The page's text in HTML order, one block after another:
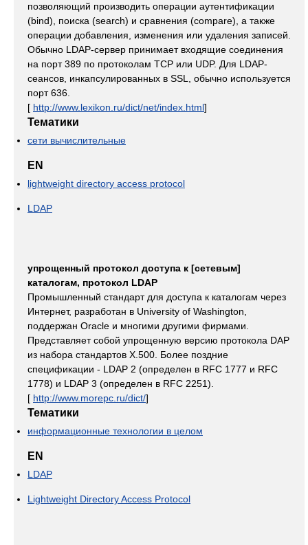
позволяющий производить операции аутентификации
(bind), поиска (search) и сравнения (compare), а также
операции добавления, изменения или удаления записей.
Обычно LDAP-сервер принимает входящие соединения
на порт 389 по протоколам TCP или UDP. Для LDAP-
сеансов, инкапсулированных в SSL, обычно используется
порт 636.
[ http://www.lexikon.ru/dict/net/index.html]
Тематики
сети вычислительные
EN
lightweight directory access protocol
LDAP
упрощенный протокол доступа к [сетевым]
каталогам, протокол LDAP
Промышленный стандарт для доступа к каталогам через
Интернет, разработан в University of Washington,
поддержан Oracle и многими другими фирмами.
Представляет собой упрощенную версию протокола DAP
из набора стандартов X.500. Более поздние
спецификации - LDAP 2 (определен в RFC 1777 и RFC
1778) и LDAP 3 (определен в RFC 2251).
[ http://www.morepc.ru/dict/]
Тематики
информационные технологии в целом
EN
LDAP
Lightweight Directory Access Protocol